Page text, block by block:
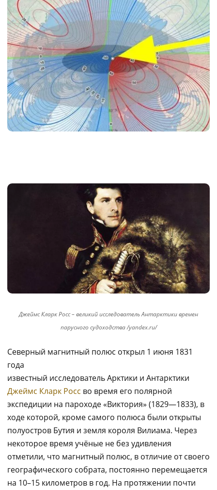
Джеймс Кларк Росс – великий исследователь Антарктики времен
парусного судоходства /yandex.ru/
Северный магнитный полюс открыл 1 июня 1831
года
известный исследователь Арктики и Антарктики
Джеймс Кларк Росс во время его полярной
экспедиции на пароходе «Виктория» (1829—1833), в
ходе которой, кроме самого полюса были открыты
полуостров Бутия и земля короля Вилиама. Через
некоторое время учёные не без удивления
отметили, что магнитный полюс, в отличие от своего
географического собрата, постоянно перемещается
на 10–15 километров в год. На протяжении почти